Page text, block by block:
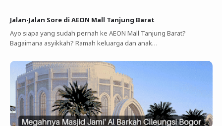
Jalan-Jalan Sore di AEON Mall Tanjung Barat
Ayo siapa yang sudah pernah ke AEON Mall Tanjung Barat?
Bagaimana asyikkah? Ramah keluarga dan anak…